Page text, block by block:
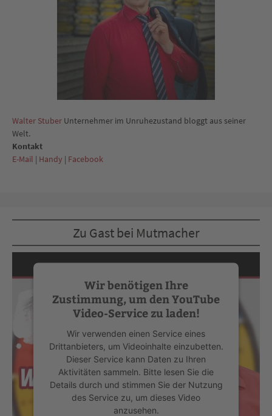
Walter Stuber Unternehmer im Unruhezustand bloggt aus seiner
Welt.
Kontakt
E-Mail | Handy | Facebook
Zu Gast bei Mutmacher
Wir benötigen Ihre
Zustimmung, um den YouTube
Video-Service zu laden!
Wir verwenden einen Service eines
Drittanbieters, um Videoinhalte einzubetten.
Dieser Service kann Daten zu Ihren
Aktivitäten sammeln. Bitte lesen Sie die
Details durch und stimmen Sie der Nutzung
des Service zu, um dieses Video
anzusehen.